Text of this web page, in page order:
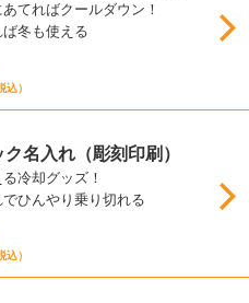
てればクールダウン！
冬も使える
込）
名入れ（彫刻印刷）
冷却グッズ！
ひんやり乗り切れる
込）